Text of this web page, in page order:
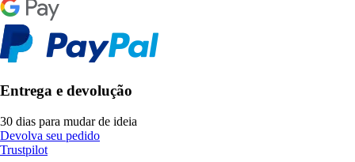
Entrega e devolução
30 dias para mudar de ideia
Devolva seu pedido
Trustpilot